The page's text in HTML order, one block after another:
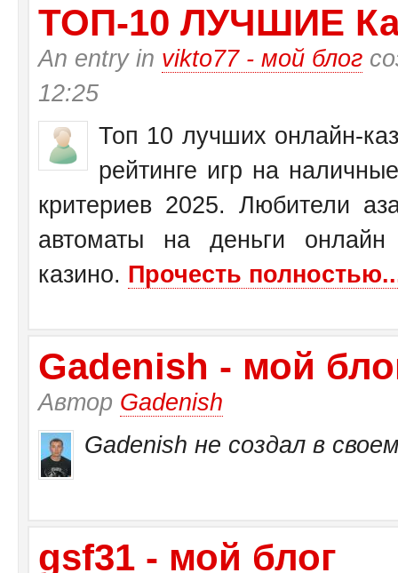
ТО­П-10 ЛУЧШИЕ
An entry in vikto77 - мой блог
12:25
Топ 10 лучших онлайн-
рейтинге игр на
критериев 2025. Любители
автоматы на деньги
казино. Прочесть
Gadenish - мой
Автор Gadenish
Gadenish не создал в
gsf31 - мой блог